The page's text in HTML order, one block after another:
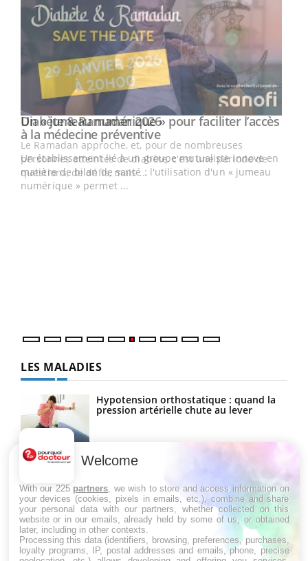
Youtube
Un « jumeau numérique » pour faciliter l’accès
à la médecine préventiveYoutube
Un établissement lié à un groupe mutualiste innove en
matière de bilan de santé : l'utilisation d'un « jumeau
numérique » permet ...
LES MALADIES
Hypotension orthostatique : quand la
pression artérielle chute au lever
Drépanocytose : une déformation des
globules rouges aux conséquences
Maladie de Charcot (Sclérose latérale
amyotrophique)
Welcome
With our 225 partners , we wish to store and access information on
your devices (cookies, pixels in emails, etc.), combine and share
your personal data with our partners, whether collected on this
website or in our emails, already held by some of us, or obtained
later, including in other contexts.
Processing this data (identifiers, browsing, preferences, purchases,
loyalty programs, IP, postal addresses and emails, phone, precise